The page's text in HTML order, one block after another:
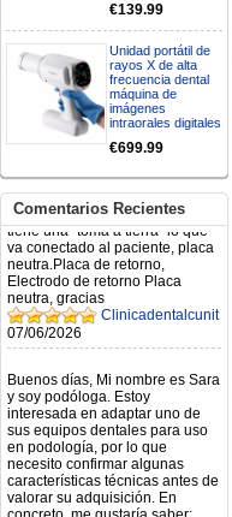
€139.99
Unidad portátil de
rayos X de alta
frecuencia dental
máquina de
imágenes
intraorales digitales
€699.99
Comentarios Recientes
Mi formulario de pedido: S /
N.2026060712980804 ,
BUENOS DIAS CUANDO
RECIBIRE MI PEDIDO,
GRACIAS
clinicadentalcunit
11/06/2026
Artículo. DDE0032580
electróbisturí, quisiera saber si
tiene una "toma a tierra" lo que
va conectado al paciente, placa
neutra.Placa de retorno,
Electrodo de retorno Placa
neutra, gracias
Clinicadentalcunit
07/06/2026
y soy podóloga. Estoy
interesada en adaptar uno de
sus equipos dentales para uso
en podología, por lo que
necesito confirmar algunas
características técnicas antes de
valorar su adquisición. En
concreto, me gustaría saber:
Revoluciones máximas y